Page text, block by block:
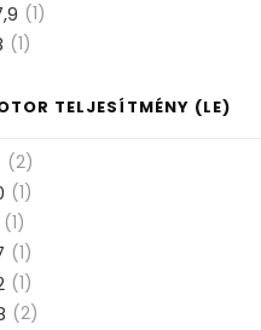
(1)
(1)
TELJESÍTMÉNY (LE)
(2)
(1)
(1)
(1)
(1)
(2)